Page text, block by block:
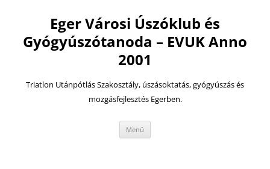
Eger Városi Úszóklub és
Gyógyúszótanoda – EVUK Anno
2001
Triatlon Utánpótlás Szakosztály, úszásoktatás, gyógyúszás és
mozgásfejlesztés Egerben.
Menü